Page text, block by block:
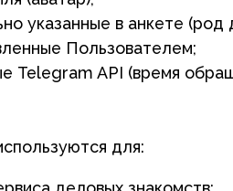
для:
анкеты другим
между участниками;
и статистики;